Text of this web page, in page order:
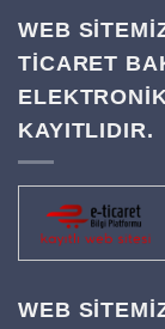
WEB
TİCARET
KAYITLIDIR.
WEB